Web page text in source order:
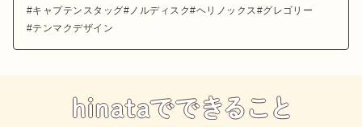
キャプテンスタッグ
ノルディスク ヘリノックス
グレゴリー
テンマクデザイン